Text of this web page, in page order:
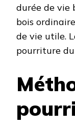
durée de vie
bois
de vie utile.
pourriture du